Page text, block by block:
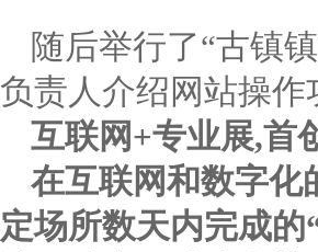
随后举行了“古镇
负责人介绍网站操
互联网+专业展,首
在互联网和数字化
定场所数天内完成